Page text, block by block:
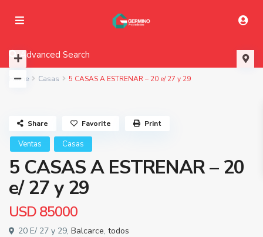
Advanced Search
Home Casas 5 CASAS A ESTRENAR – 20 e/ 27 y 29
Ventas Casas
5 CASAS A ESTRENAR – 20
e/ 27 y 29
USD85000
20 E/ 27 y 29, Balcarce, todos
Share Favorite Print